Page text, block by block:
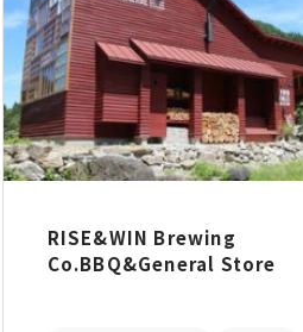
RISE&WIN Brewing
Co.BBQ&General Store